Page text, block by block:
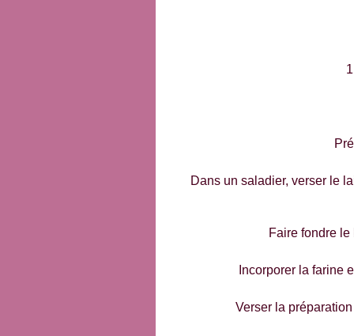
Dans un saladier, verser le
Faire fondre
Incorporer la farine
Verser la